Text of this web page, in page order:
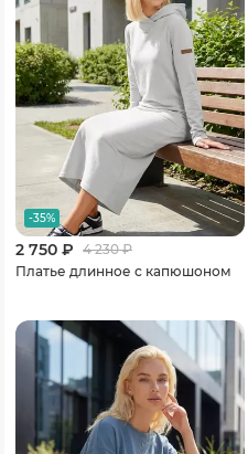
-35%
2 750 ₽ 4 230₽
Платье длинное с капюшоном